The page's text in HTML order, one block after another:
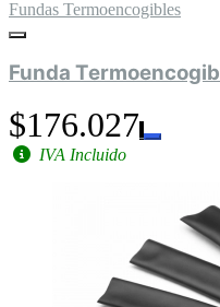
Fundas Termoencogibles
Funda
$176.027
IVA Incluido